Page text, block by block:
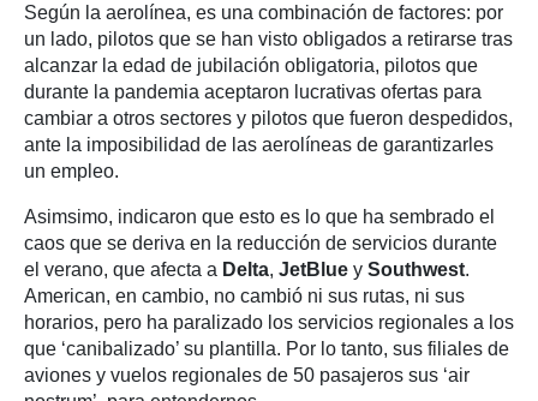
Según la aerolínea, es una combinación de factores: por
un lado, pilotos que se han visto obligados a retirarse tras
alcanzar la edad de jubilación obligatoria, pilotos que
durante la pandemia aceptaron lucrativas ofertas para
cambiar a otros sectores y pilotos que fueron despedidos,
ante la imposibilidad de las aerolíneas de garantizarles
un empleo.
Asimsimo, indicaron que esto es lo que ha sembrado el
caos que se deriva en la reducción de servicios durante
el verano, que afecta a Delta, JetBlue y Southwest.
American, en cambio, no cambió ni sus rutas, ni sus
horarios, pero ha paralizado los servicios regionales a los
que ‘canibalizado’ su plantilla. Por lo tanto, sus filiales de
aviones y vuelos regionales de 50 pasajeros sus ‘air